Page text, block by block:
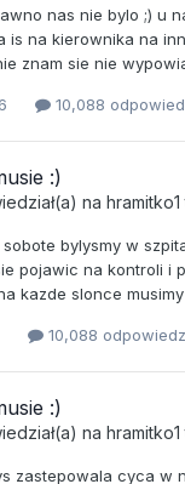
nas nie bylo ;) u
is na kierownika na
znam sie nie
10,088
:)
na hramitko1
bylysmy w
pojawic na kontroli i
kazde slonce
10,088
:)
na hramitko1
zastepowala cyca w